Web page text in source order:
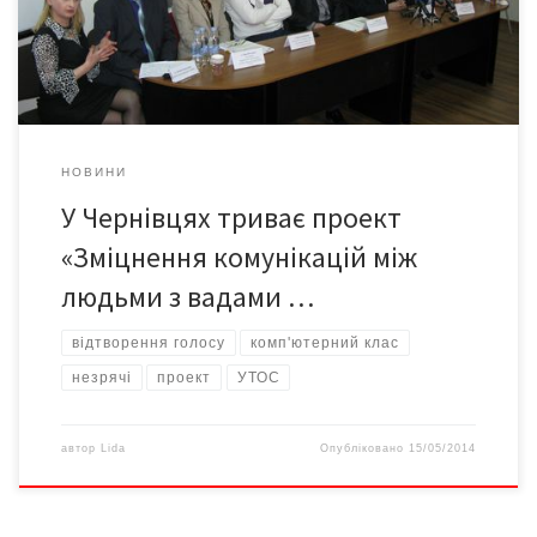
відділення в м. Сучава (Румунія), Молдовським об’єднанням
сліпих (м. Кишинів, Республіка Молдова) […]
НОВИНИ
У Чернівцях триває проект
«Зміцнення комунікацій між
людьми з вадами …
відтворення голосу комп'ютерний клас
незрячі проект УТОС
автор Lida Опубліковано 15/05/2014